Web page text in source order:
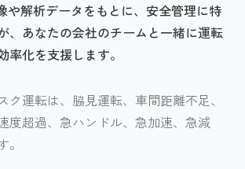
や解析データをもとに、安全管理に特
、あなたの会社のチームと一緒に運転
率化を支援します。
ク運転は、脇見運転、車間距離不足、
度超過、急ハンドル、急加速、急減